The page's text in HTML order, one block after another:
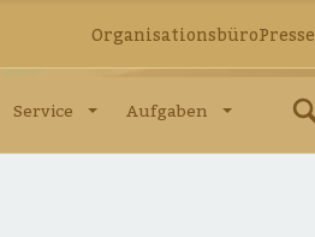
OrganisationsbüroPresse
Service Aufgaben